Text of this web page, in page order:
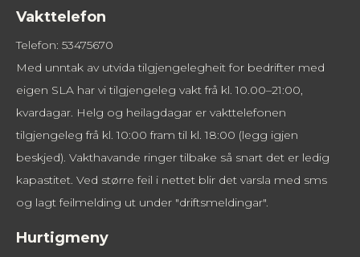
Vakttelefon
Telefon: 53475670
Med unntak av utvida tilgjengelegheit for bedrifter med
eigen SLA har vi tilgjengeleg vakt frå kl. 10.00–21:00,
kvardagar. Helg og heilagdagar er vakttelefonen
tilgjengeleg frå kl. 10:00 fram til kl. 18:00 (legg igjen
beskjed). Vakthavande ringer tilbake så snart det er ledig
kapastitet. Ved større feil i nettet blir det varsla med sms
og lagt feilmelding ut under "driftsmeldingar".
Hurtigmeny